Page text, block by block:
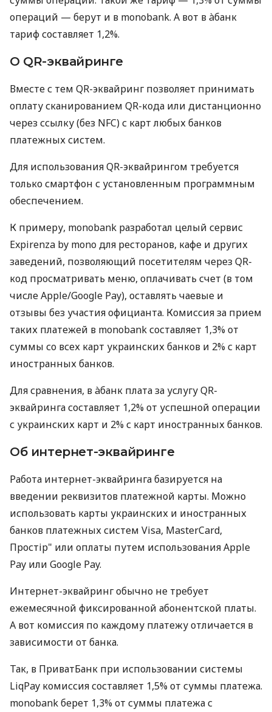
операций — берут и в monobank. А вот в àбанк
тариф составляет 1,2%.
О QR-эквайринге
Вместе с тем QR-эквайринг позволяет принимать
оплату сканированием QR-кода или дистанционно
через ссылку (без NFC) с карт любых банков
платежных систем.
Для использования QR-эквайрингом требуется
только смартфон с установленным программным
обеспечением.
К примеру, monobank разработал целый сервис
Expirenza by mono для ресторанов, кафе и других
заведений, позволяющий посетителям через QR-
код просматривать меню, оплачивать счет (в том
числе Apple/Google Pay), оставлять чаевые и
отзывы без участия официанта. Комиссия за прием
таких платежей в monobank составляет 1,3% от
суммы со всех карт украинских банков и 2% с карт
иностранных банков.
Для сравнения, в àбанк плата за услугу QR-
эквайринга составляет 1,2% от успешной операции
с украинских карт и 2% с карт иностранных банков.
Об интернет-эквайринге
Работа интернет-эквайринга базируется на
введении реквизитов платежной карты. Можно
использовать карты украинских и иностранных
банков платежных систем Visa, MasterCard,
Простір" или оплаты путем использования Apple
Pay или Google Pay.
Интернет-эквайринг обычно не требует
ежемесячной фиксированной абонентской платы.
А вот комиссия по каждому платежу отличается в
зависимости от банка.
Так, в ПриватБанк при использовании системы
LiqPay комиссия составляет 1,5% от суммы платежа.
monobank берет 1,3% от суммы платежа с